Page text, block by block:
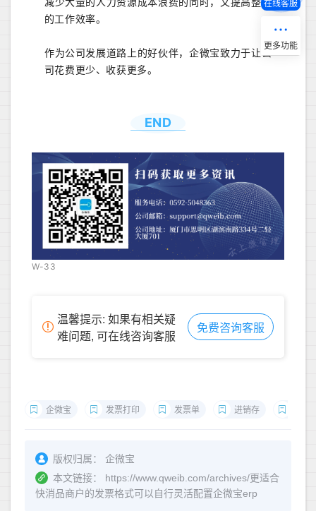
的工作效率。
作为公司发展道路上的好伙伴，企微宝致力于让公
司花费更少、收获更多。
END
W-33
温馨提示: 如果有相关疑
难问题, 可在线咨询客服
免费咨询客服
企微宝 发票打印 发票单 进销存
版权归属：
企微宝
本文链接：
https://www.qweib.com/archives/更适合
快消品商户的发票格式可以自行灵活配置企微宝erp
在线客服